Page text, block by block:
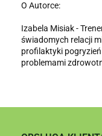
O Autorce:
Izabela Misiak -
świadomych relacji
profilaktyki
problemami